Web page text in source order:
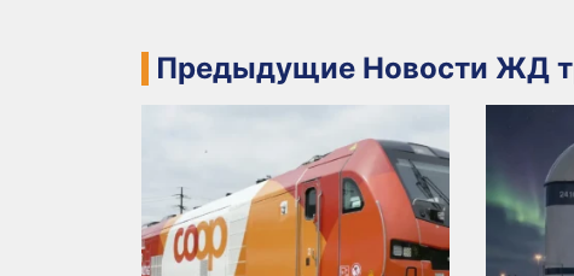
Предыдущие Новости ЖД